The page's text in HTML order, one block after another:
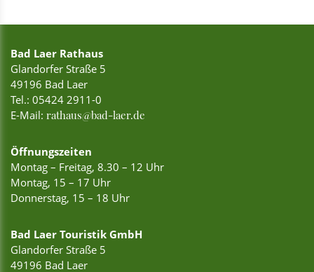
Bad Laer Rathaus
Glandorfer Straße 5
49196 Bad Laer
Tel.: 05424 2911-0
E-Mail: rathaus@bad-laer.de
Öffnungszeiten
Montag – Freitag, 8.30 – 12 Uhr
Montag, 15 – 17 Uhr
Donnerstag, 15 – 18 Uhr
Bad Laer Touristik GmbH
Glandorfer Straße 5
49196 Bad Laer